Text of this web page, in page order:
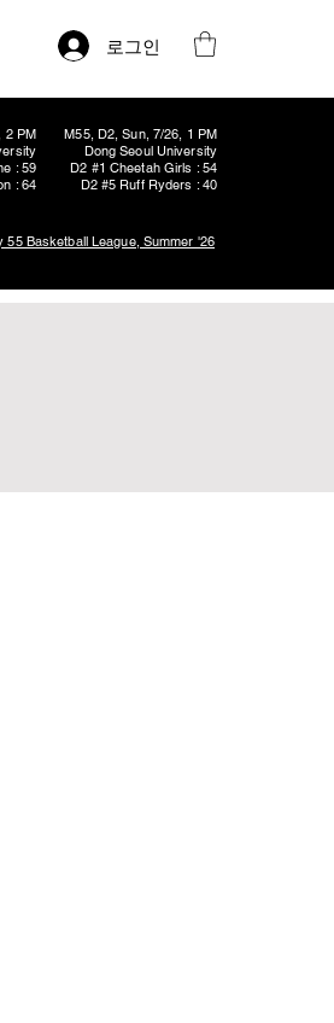
로그인
2 PM
: 59
: 64
M55, D2, Sun, 7/26, 1 PM
Dong Seoul University
D2 #1 Cheetah Girls : 54
D2 #5 Ruff Ryders : 40
55 Basketball League, Summer '26